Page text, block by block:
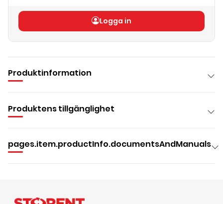
exkl. moms) Logga in för att se priser
Logga in
Produktinformation
Produktens tillgänglighet
pages.item.productInfo.documentsAndManuals